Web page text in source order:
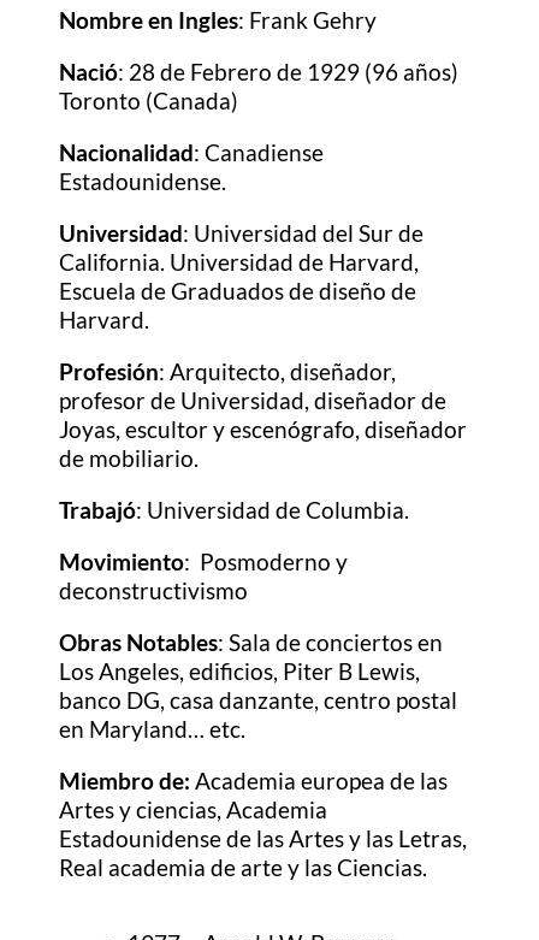
Nombreen Ingles: Frank Gehry
Nació: 28 de Febrero de 1929 (96 años)
Toronto (Canada)
Nacionalidad: Canadiense
Estadounidense.
Universidad: Universidad del Sur de
California. Universidad de Harvard,
Escuela de Graduados de diseño de
Harvard.
Profesión: Arquitecto, diseñador,
profesor de Universidad, diseñador de
Joyas, escultor y escenógrafo, diseñador
de mobiliario.
Trabajó: Universidad de Columbia.
Movimiento: Posmoderno y
deconstructivismo
Obras Notables: Sala de conciertos en
Los Angeles, edificios, Piter B Lewis,
banco DG, casa danzante, centro postal
en Maryland… etc.
Miembro de:Academia europea de las
Artes y ciencias, Academia
Estadounidense de las Artes y las Letras,
Real academia de arte y las Ciencias.